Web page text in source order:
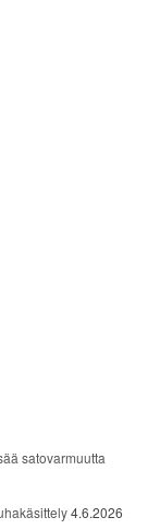
satovarmuutta
4.6.2026